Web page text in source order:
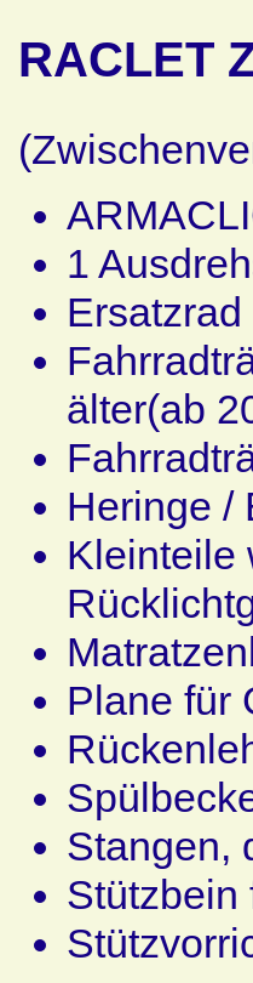
RACLET
1
älter(ab
Heringe /
Kleinteile
Plane für
Stangen,
Stützbein